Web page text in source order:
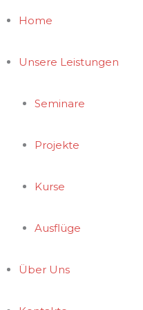
Home
Unsere Leistungen
Seminare
Projekte
Kurse
Ausflüge
Über Uns